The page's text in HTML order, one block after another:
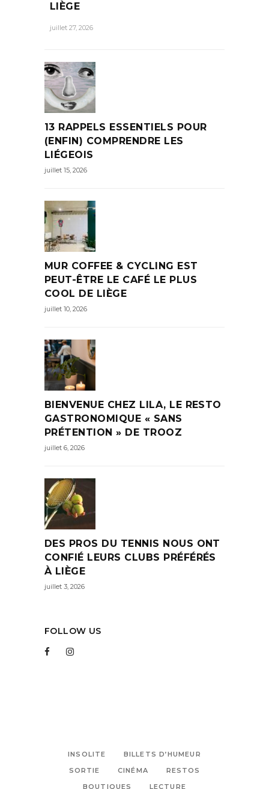
LIÈGE
juillet 27, 2026
13 RAPPELS ESSENTIELS POUR
(ENFIN) COMPRENDRE LES
LIÉGEOIS
juillet 15, 2026
MUR COFFEE & CYCLING EST
PEUT-ÊTRE LE CAFÉ LE PLUS
COOL DE LIÈGE
juillet 10, 2026
BIENVENUE CHEZ LILA, LE RESTO
GASTRONOMIQUE « SANS
PRÉTENTION » DE TROOZ
juillet 6, 2026
DES PROS DU TENNIS NOUS ONT
CONFIÉ LEURS CLUBS PRÉFÉRÉS
À LIÈGE
juillet 3, 2026
FOLLOW US
INSOLITE
BILLETS D’HUMEUR
SORTIE
CINÉMA
RESTOS
BOUTIQUES
LECTURE